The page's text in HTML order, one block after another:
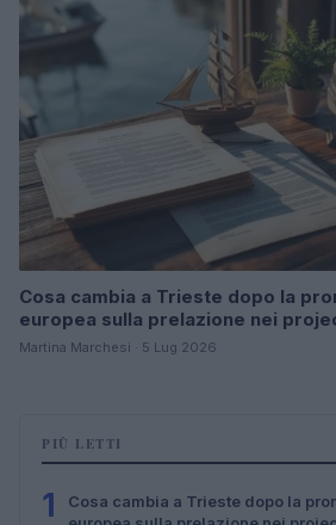
Cosa cambia a Trieste dopo la
europea sulla prelazione nei
Martina Marchesi · 5 Lug 2026
PIÙ LETTI
1
Cosa cambia a Trieste dopo la